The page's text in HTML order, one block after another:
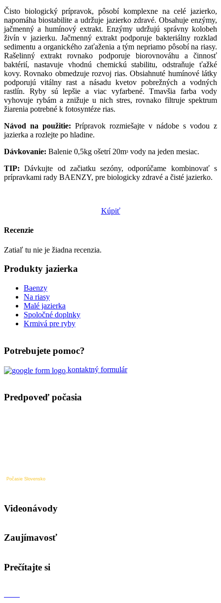
Čisto biologický prípravok, pôsobí komplexne na celé jazierko,
napomáha biostabilite a udržuje jazierko zdravé. Obsahuje enzýmy,
jačmenný a humínový extrakt. Enzýmy udržujú správny kolobeh
živín v jazierku. Jačmenný extrakt podporuje bakteriálny rozklad
sedimentu a organického zaťaženia a tým nepriamo pôsobí na riasy.
Rašelinný extrakt rovnako podporuje biorovnováhu a činnosť
baktérií, nastavuje vhodnú chemickú stabilitu, odstraňuje ťažké
kovy. Rovnako obmedzuje rozvoj rias. Obsiahnuté humínové látky
podporujú vitálny rast a násadu kvetov pobrežných a vodných
rastlín. Ryby sú lepšie a viac vyfarbené. Tmavšia farba vody
vyhovuje rybám a znižuje u nich stres, rovnako filtruje spektrum
žiarenia potrebné k fotosyntéze rias.
Návod na použitie: Prípravok rozmiešajte v nádobe s vodou z
jazierka a rozlejte po hladine.
Dávkovanie: Balenie 0,5kg ošetrí 20m³ vody na jeden mesiac.
TIP: Dávkujte od začiatku sezóny, odporúčame kombinovať s
prípravkami rady BAENZY, pre biologicky zdravé a čisté jazierko.
Kúpiť
Recenzie
Zatiaľ tu nie je žiadna recenzia.
Produkty jazierka
Baenzy
Na riasy
Malé jazierka
Spoločné doplnky
Krmivá pre ryby
Potrebujete pomoc?
kontaktný formulár
Predpoveď počasia
Počasie Slovensko
Videonávody
Zaujímavosť
Prečítajte si